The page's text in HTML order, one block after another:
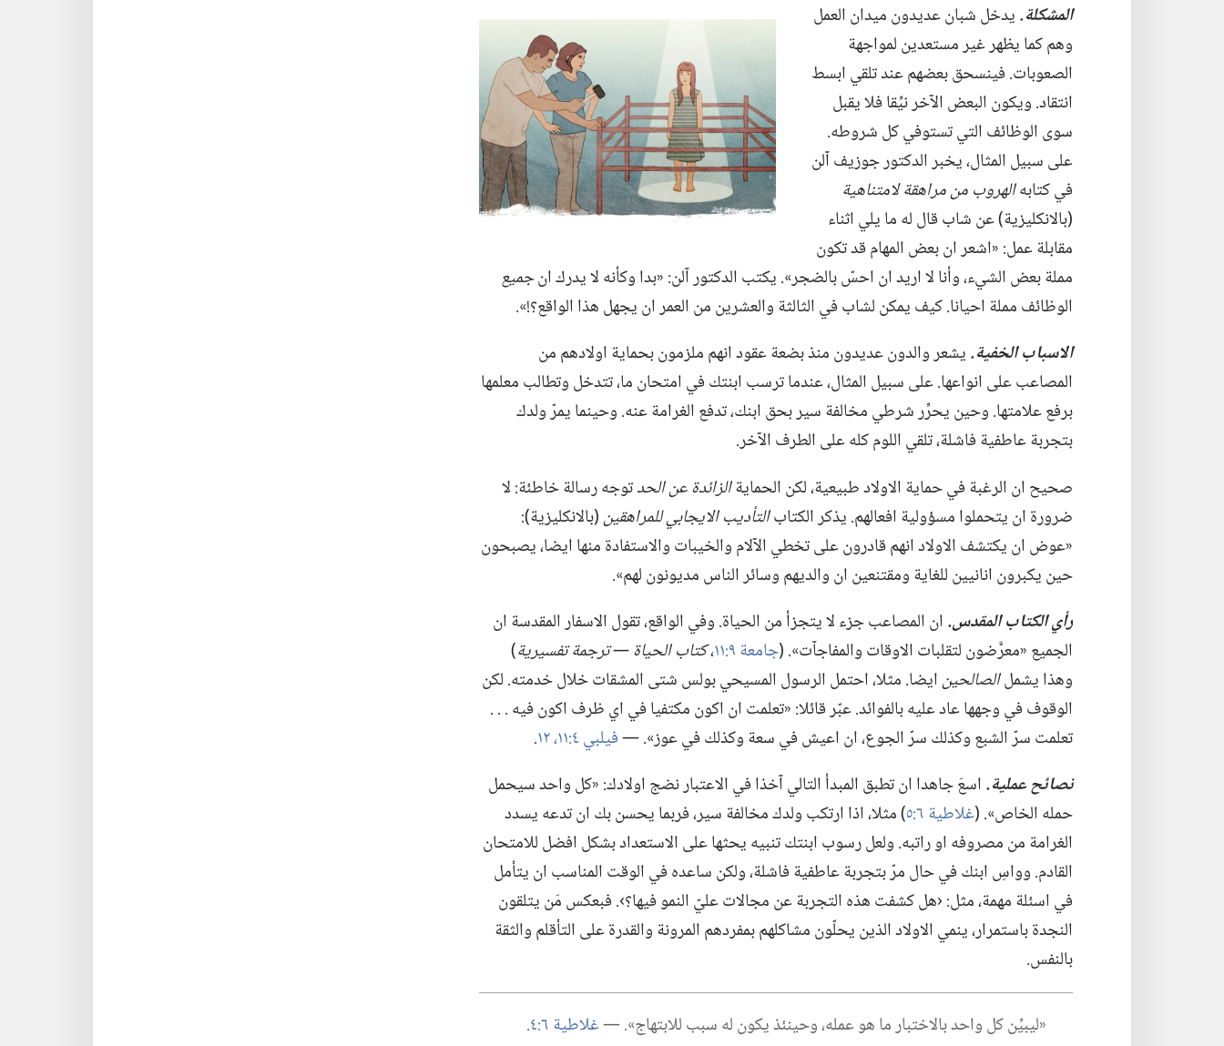
المشكلة.‏يدخل شبان عديدون ميدان العمل
وهم كما يظهر غير مستعدين لمواجهة
الصعوبات.‏ فينسحق بعضهم عند تلقي ابسط
انتقاد.‏ ويكون البعض الآخر نيِّقا فلا يقبل
سوى الوظائف التي تستوفي كل شروطه.‏
على سبيل المثال،‏ يخبر الدكتور جوزيف آلن
في كتابهالهروب من مراهقة لامتناهية
‏(‏بالانكليزية)‏ عن شاب قال له ما يلي اثناء
مقابلة عمل:‏ «اشعر ان بعض المهام قد تكون
مملة بعض الشيء،‏ وأنا لا اريد ان احسّ بالضجر».‏ يكتب الدكتور آلن:‏ «بدا وكأنه لا يدرك انجميع
الوظائف مملة احيانا.‏ كيف يمكن لشاب في الثالثة والعشرين من العمر ان يجهل هذا الواقع؟‏!‏».‏
الاسباب الخفية.‏يشعر والدون عديدون منذ بضعة عقود انهم ملزمون بحماية اولادهم من
المصاعب على انواعها.‏ على سبيل المثال،‏ عندما ترسب ابنتك في امتحان ما،‏ تتدخل وتطالب معلمها
برفع علامتها.‏ وحين يحرِّر شرطي مخالفة سير بحق ابنك،‏ تدفع الغرامة عنه.‏ وحينما يمرّ ولدك
بتجربة عاطفية فاشلة،‏ تلقي اللوم كله على الطرف الآخر.‏
صحيح ان الرغبة في حماية الاولاد طبيعية،‏ لكن الحمايةالزائدة عن الحدتوجه رسالة خاطئة:‏ لا
ضرورة ان يتحملوا مسؤولية افعالهم.‏ يذكر الكتابالتأديب الايجابي للمراهقين‏(‏بالانكليزية)‏:‏
«عوض ان يكتشف الاولاد انهم قادرون على تخطي الآلام والخيبات والاستفادة منها ايضا،‏ يصبحون
حين يكبرون انانيين للغاية ومقتنعين ان والديهم وسائر الناس مديونون لهم».‏
رأي الكتاب المقدس.‏ان المصاعب جزء لا يتجزأ من الحياة.‏ وفي الواقع،‏ تقول الاسفار المقدسة ان
الجميع «معرَّضون لتقلبات الاوقات والمفاجآت».‏ (‏جامعة ٩:‏١١ ‏،‏كتاب الحياة —‏ ترجمة تفسيرية‏)‏
وهذا يشملالصالحينايضا.‏ مثلا،‏ احتمل الرسول المسيحي بولس شتى المشقات خلال خدمته.‏ لكن
الوقوف في وجهها عاد عليه بالفوائد.‏ عبّر قائلا:‏ «تعلمت ان اكون مكتفيا في اي ظرف اكون فيه .‏ .‏ .‏
تعلمت سرّ الشبع وكذلك سرّ الجوع،‏ ان اعيش في سعة وكذلك في عوز».‏ —‏فيلبي ٤:‏ ١١،‏ ١٢
‏.‏
نصائح عملية.‏اسعَ جاهدا ان تطبق المبدأ التالي آخذا في الاعتبار نضج اولادك:‏ «كل واحد سيحمل
حمله الخاص».‏ (‏غلاطية ٦:‏٥
‏)‏ مثلا،‏ اذا ارتكب ولدك مخالفة سير،‏ فربما يحسن بك ان تدعه يسدد
الغرامة من مصروفه او راتبه.‏ ولعل رسوب ابنتك تنبيه يحثها على الاستعداد بشكل افضل للامتحان
القادم.‏ وواسِ ابنك في حال مرّ بتجربة عاطفية فاشلة،‏ ولكن ساعده في الوقت المناسب ان يتأمل
في اسئلة مهمة،‏ مثل:‏ ‹هل كشفت هذه التجربة عن مجالات عليّ النمو فيها؟‏›.‏ فبعكس مَن يتلقون
النجدة باستمرار،‏ ينمي الاولاد الذين يحلّون مشاكلهم بمفردهم المرونة والقدرة على التأقلم والثقة
بالنفس.‏
‏«ليبيِّن كل واحد بالاختبار ما هو عمله،‏ وحينئذ يكون له سبب للابتهاج».‏ —‏غلاطية ٦:‏٤ ‏.‏